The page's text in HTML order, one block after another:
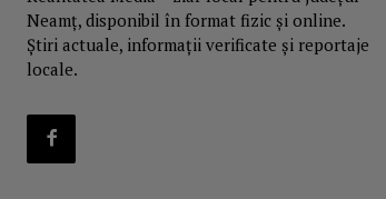
Neamț, disponibil în format fizic și online.
Știri actuale, informații verificate și reportaje
locale.